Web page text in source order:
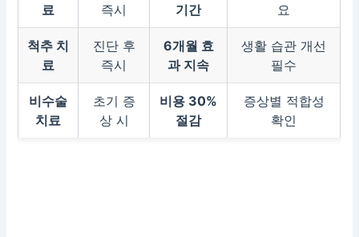
료
즉시
기간
요
척추 치
료
진단 후
즉시
6개월 효
과 지속
생활 습관 개선
필수
비수술
치료
초기 증
상 시
비용 30%
절감
증상별 적합성
확인